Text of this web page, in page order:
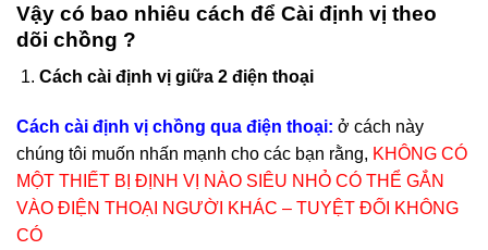
Vậy có bao nhiêu cách để Cài định vị theo
dõi chồng ?
Cách cài định vị giữa 2 điện thoại
Cách cài định vị chồng qua điện thoại: ở cách này
chúng tôi muốn nhấn mạnh cho các bạn rằng, KHÔNG CÓ
MỘT THIẾT BỊ ĐỊNH VỊ NÀO SIÊU NHỎ CÓ THỂ GẮN
VÀO ĐIỆN THOẠI NGƯỜI KHÁC – TUYỆT ĐỐI KHÔNG
CÓ